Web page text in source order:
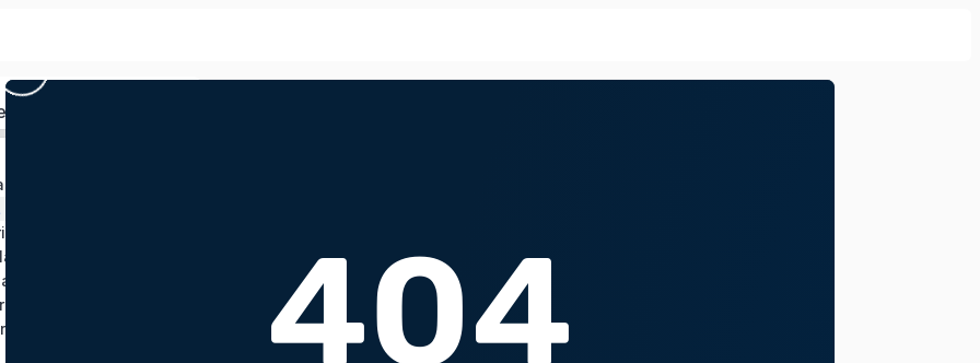
vindas
– Aulas Essenciais
Essenciais
Essenciais 2.0
da Transformação